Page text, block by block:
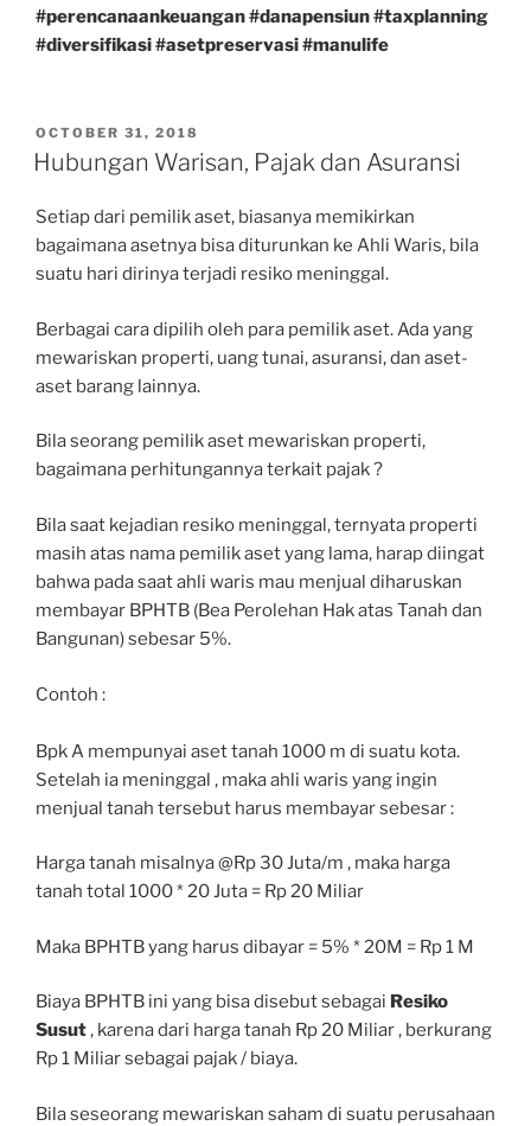
#perencanaankeuangan#danapensiun#taxplanning
#diversifikasi#asetpreservasi#manulife
POSTED
ON
OCTOBER 31, 2018
Hubungan Warisan, Pajak dan Asuransi
Setiap dari pemilik aset, biasanya memikirkan
bagaimana asetnya bisa diturunkan ke Ahli Waris, bila
suatu hari dirinya terjadi resiko meninggal.
Berbagai cara dipilih oleh para pemilik aset. Ada yang
mewariskan properti, uang tunai, asuransi, dan aset-
aset barang lainnya.
Bila seorang pemilik aset mewariskan properti,
bagaimana perhitungannya terkait pajak ?
Bila saat kejadian resiko meninggal, ternyata properti
masih atas nama pemilik aset yang lama, harap diingat
bahwa pada saat ahli waris mau menjual diharuskan
membayar BPHTB (Bea Perolehan Hak atas Tanah dan
Bangunan) sebesar 5%.
Contoh :
Bpk A mempunyai aset tanah 1000 m di suatu kota.
Setelah ia meninggal , maka ahli waris yang ingin
menjual tanah tersebut harus membayar sebesar :
Harga tanah misalnya @Rp 30 Juta/m , maka harga
tanah total 1000 * 20 Juta = Rp 20 Miliar
Maka BPHTB yang harus dibayar = 5% * 20M = Rp 1 M
Biaya BPHTB ini yang bisa disebut sebagai Resiko
Susut, karena dari harga tanah Rp 20 Miliar , berkurang
Rp 1 Miliar sebagai pajak / biaya.
Bila seseorang mewariskan saham di suatu perusahaan